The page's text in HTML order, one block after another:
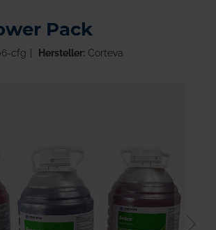
Pack
cfg Hersteller:Corteva